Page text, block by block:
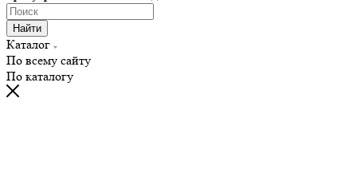
Найти
Каталог
По всему сайту
По каталогу